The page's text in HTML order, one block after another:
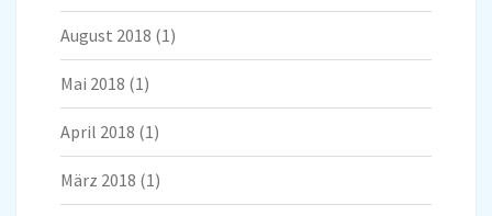
August 2018 (1)
Mai 2018 (1)
April 2018 (1)
März 2018 (1)